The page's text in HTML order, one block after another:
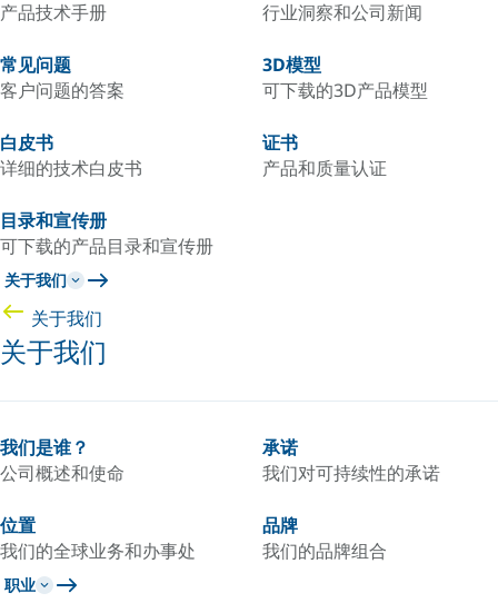
产品技术手册 行业洞察和公司新闻
常见问题
客户问题的答案
3D模型
可下载的3D产品模型
白皮书
详细的技术白皮书
证书
产品和质量认证
目录和宣传册
可下载的产品目录和宣传册
关于我们
关于我们
关于我们
我们是谁？
公司概述和使命
承诺
我们对可持续性的承诺
位置
我们的全球业务和办事处
品牌
我们的品牌组合
职业